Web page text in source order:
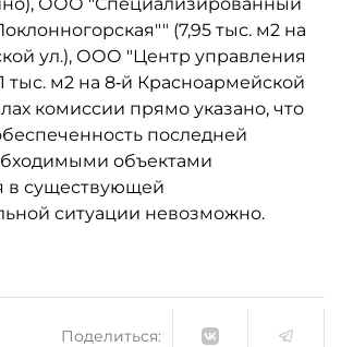
(7,95 тыс. м2 на
ул.), ООО "Центр управления
тыс. м2 на 8‑й Красноармейской
комиссии прямо указано, что
последней
объектами
в существующей
ситуации невозможно.
Поделиться: